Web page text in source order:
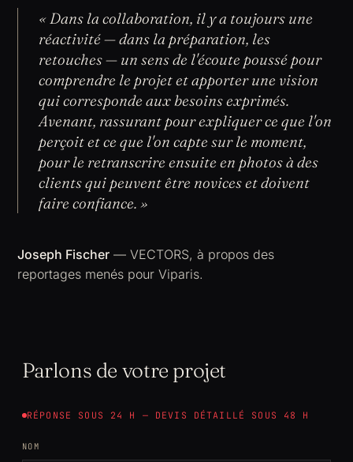
« Dans la collaboration, il y a toujours une
réactivité — dans la préparation, les
retouches — un sens de l'écoute poussé pour
comprendre le projet et apporter une vision
qui corresponde aux besoins exprimés.
Avenant, rassurant pour expliquer ce que l'on
perçoit et ce que l'on capte sur le moment,
pour le retranscrire ensuite en photos à des
clients qui peuvent être novices et doivent
faire confiance. »
Joseph Fischer — VECTORS, à propos des
reportages menés pour Viparis.
Parlons de votre projet
RÉPONSE SOUS 24 H — DEVIS DÉTAILLÉ SOUS 48 H
NOM